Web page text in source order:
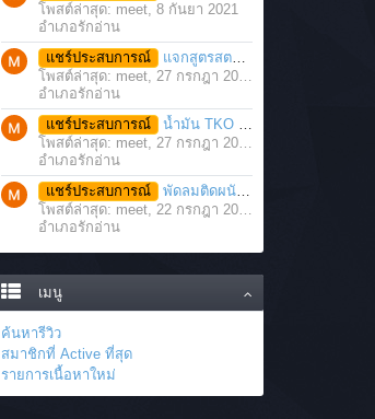
โพสต์ล่าสุด: meet, 8 กันยา 2021
อำเภอรักอ่าน
แชร์ประสบการณ์
แจกสูตรสตรอว์เบอร์รี่โยเกิร์ตสมูทตี้ ทำง่าย อร่อย แค่มีเครื่องปั่นน้ำผลไม้
โพสต์ล่าสุด: meet, 27 กรกฎา 2021
อำเภอรักอ่าน
แชร์ประสบการณ์
น้ำมัน TKO คลายเส้น คลายกล้ามเนื้อ บรรเทาอาการบาดเจ็บโดยฉับพลัน
โพสต์ล่าสุด: meet, 27 กรกฎา 2021
อำเภอรักอ่าน
แชร์ประสบการณ์
พัดลมติดผนัง มอเตอร์ประสิทธิภาพสูง ติดตั้งง่าย ประหยัดพื้นที่
โพสต์ล่าสุด: meet, 22 กรกฎา 2021
อำเภอรักอ่าน
เมนู
ค้นหารีวิว
สมาชิกที่ Active ที่สุด
รายการเนื้อหาใหม่